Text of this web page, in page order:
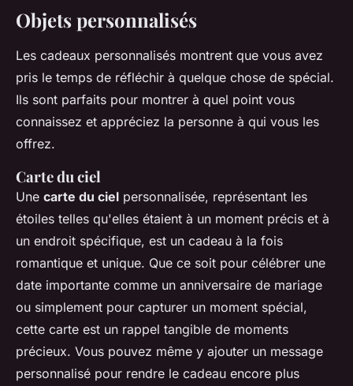
Objets personnalisés
Les cadeaux personnalisés montrent que vous avez
pris le temps de réfléchir à quelque chose de spécial.
Ils sont parfaits pour montrer à quel point vous
connaissez et appréciez la personne à qui vous les
offrez.
Carte du ciel
Une carte du ciel personnalisée, représentant les
étoiles telles qu'elles étaient à un moment précis et à
un endroit spécifique, est un cadeau à la fois
romantique et unique. Que ce soit pour célébrer une
date importante comme un anniversaire de mariage
ou simplement pour capturer un moment spécial,
cette carte est un rappel tangible de moments
précieux. Vous pouvez même y ajouter un message
personnalisé pour rendre le cadeau encore plus